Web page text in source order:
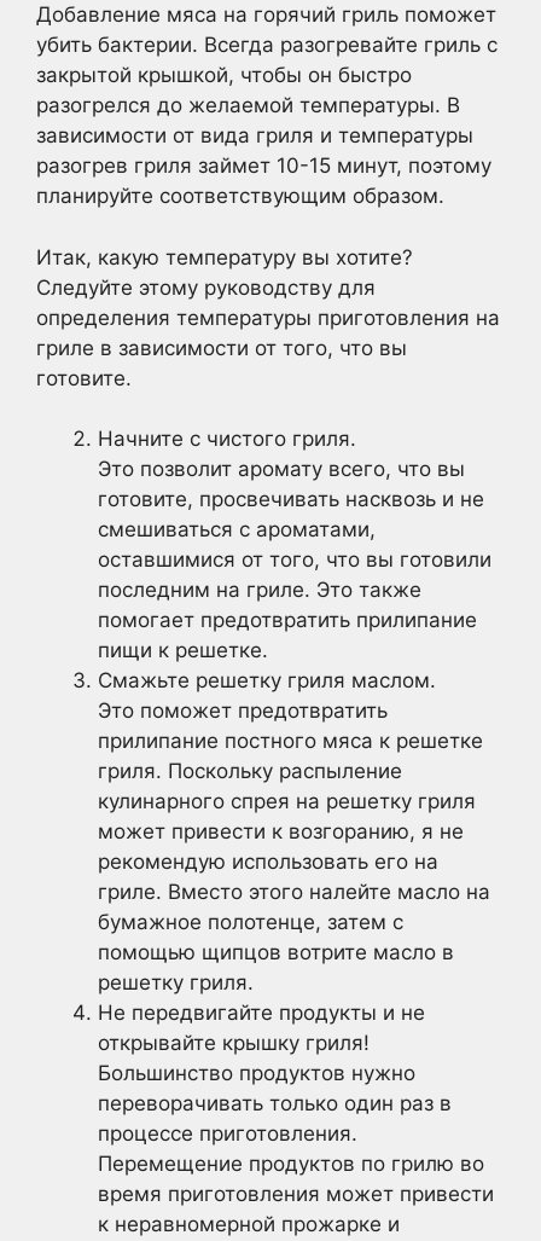
Добавление мяса на горячий гриль поможет
убить бактерии. Всегда разогревайте гриль с
закрытой крышкой, чтобы он быстро
разогрелся до желаемой температуры. В
зависимости от вида гриля и температуры
разогрев гриля займет 10-15 минут, поэтому
планируйте соответствующим образом.
Итак, какую температуру вы хотите?
Следуйте этому руководству для
определения температуры приготовления на
гриле в зависимости от того, что вы
готовите.
Начните с чистого гриля.
Это позволит аромату всего, что вы
готовите, просвечивать насквозь и не
смешиваться с ароматами,
оставшимися от того, что вы готовили
последним на гриле. Это также
помогает предотвратить прилипание
пищи к решетке.
Смажьте решетку гриля маслом.
Это поможет предотвратить
прилипание постного мяса к решетке
гриля. Поскольку распыление
кулинарного спрея на решетку гриля
может привести к возгоранию, я не
рекомендую использовать его на
гриле. Вместо этого налейте масло на
бумажное полотенце, затем с
помощью щипцов вотрите масло в
решетку гриля.
Не передвигайте продукты и не
открывайте крышку гриля!
Большинство продуктов нужно
переворачивать только один раз в
процессе приготовления.
Перемещение продуктов по грилю во
время приготовления может привести
к неравномерной прожарке и